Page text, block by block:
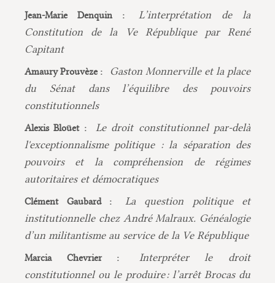
Jean-Marie Denquin :
L’interprétation de la
Constitution de la Ve République par René
Capitant
Amaury Prouvèze :
Gaston Monnerville et la place
du Sénat dans l’équilibre des pouvoirs
constitutionnels
Alexis Bloüet :
Le droit constitutionnel par-delà
l'exceptionnalisme politique : la séparation des
pouvoirs et la compréhension de régimes
autoritaires et démocratiques
Clément Gaubard :
La question politique et
institutionnelle chez André Malraux. Généalogie
d’un militantisme au service de la Ve République
Marcia Chevrier :
Interpréter le droit
constitutionnel ou le produire : l’arrêt Brocas du